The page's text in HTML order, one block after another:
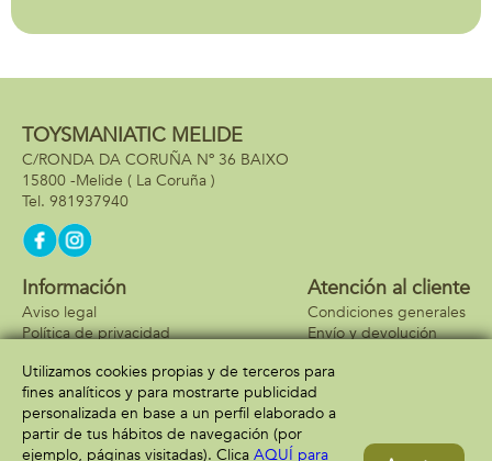
17,6x20,6x12cm
TOYSMANIATIC MELIDE
C/RONDA DA CORUÑA Nº 36 BAIXO
15800 -Melide ( La Coruña )
981937940
Información
Aviso legal
Política de privacidad
Atención al cliente
Condiciones generales
Envío y devolución
Formas de pago
Utilizamos cookies propias y de terceros para
fines analíticos y para mostrarte publicidad
personalizada en base a un perfil elaborado a
partir de tus hábitos de navegación (por
ejemplo, páginas visitadas). Clica AQUÍ para